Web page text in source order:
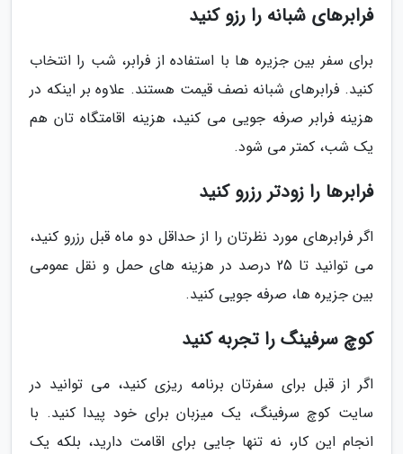
فرابرهای شبانه را رزو کنید
برای سفر بین جزیره ها با استفاده از فرابر، شب را انتخاب
کنید. فرابرهای شبانه نصف قیمت هستند. علاوه بر اینکه در
هزینه فرابر صرفه جویی می کنید، هزینه اقامتگاه تان هم
یک شب، کمتر می شود.
فرابرها را زودتر رزرو کنید
اگر فرابرهای مورد نظرتان را از حداقل دو ماه قبل رزرو کنید،
می توانید تا 25 درصد در هزینه های حمل و نقل عمومی
بین جزیره ها، صرفه جویی کنید.
کوچ سرفینگ را تجربه کنید
اگر از قبل برای سفرتان برنامه ریزی کنید، می توانید در
سایت کوچ سرفینگ، یک میزبان برای خود پیدا کنید. با
انجام این کار، نه تنها جایی برای اقامت دارید، بلکه یک